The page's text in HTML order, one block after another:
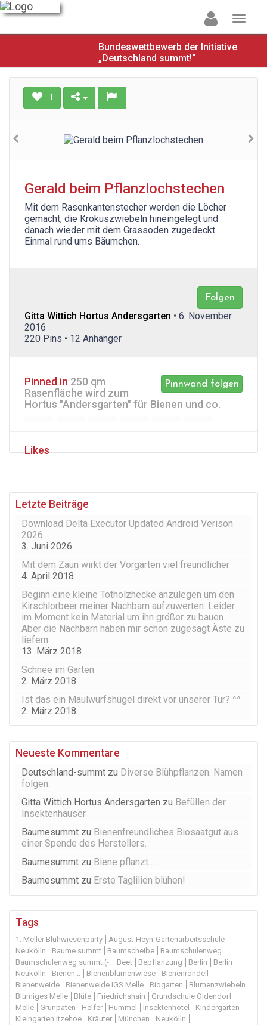
Bundeswettbewerb der Initiative
„Deutschland summt!“
1
Gerald beim Pflanzlochstechen
Mit dem Rasenkantenstecher werden die Löcher
gemacht, die Krokuszwiebeln hineingelegt und
danach wieder mit dem Grassoden zugedeckt.
Einmal rund ums Bäumchen.
Folgen
Gitta Wittich Hortus Andersgarten • 6. November
2016
220 Pins • 12 Anhänger
Pinnwand folgen
Pinned in 250 qm
Rasenfläche wird zum
Hortus "Andersgarten" für Bienen und co.
Likes
Letzte Beiträge
Download Delta Executor Updated Android Verison
2026
3. Juni 2026
Mit dem Zaun wirkt der Vorgarten viel freundlicher
4. April 2018
Beginn eine kleine Totholzhecke anzulegen um den
Kirschlorbeer meiner Nachbarn aufzuwerten. Leider
im Moment kein Material um ihn größer zu bauen.
Aber die Nachbarn haben mir schon zugesagt Äste zu
liefern
13. März 2018
Schnee im Garten
2. März 2018
Ist das ein Maulwurfshügel direkt vor unserer Tür? ^^
2. März 2018
Neueste Kommentare
Deutschland-summt zu Diverse Blühpflanzen. Namen
folgen.
Gitta Wittich Hortus Andersgarten zu Befüllen der
Insektenhäuser
Baumesummt zu Bienenfreundliches Biosaatgut aus
einer Spende des Herstellers.
Baumesummt zu Biene pflanzt…
Baumesummt zu Erste Taglilien blühen!
Tags
1. Meller Blühwiesenparty
August-Heyn-Gartenarbeitsschule
Neukölln
Baume summt Baumscheibe
Baumschulenweg
Baumschulenweg summt (-:
Beet Bepflanzung Berlin
Berlin
Neukölln
Bienen... Bienenblumenwiese
Bienenrondell
Bienenweide
Bienenweide IGS Melle Biogarten
Blumenzwiebeln
Blumiges Melle
Blüte Friedrichshain
Grundschule Oldendorf
Melle
Grünpaten Helfer Hummel Insektenhotel
Kindergarten
Kleingarten Itzehoe
Kräuter München
Neukölln